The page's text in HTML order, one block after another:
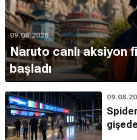
09.08.2026
Naruto canlı aksiyon
başladı